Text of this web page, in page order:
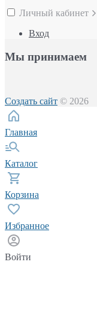
Личный кабинет
Вход
Мы принимаем
Создать сайт © 2026
Главная
Каталог
Корзина
Избранное
Войти